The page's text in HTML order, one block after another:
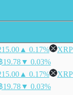
▲ 0.17% XRP
19.78▼ 0.03%
▲ 0.17% XRP
19.78▼ 0.03%